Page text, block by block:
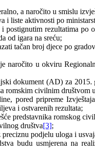
a naročito u smislu
i liste aktivnosti po
rezultatima po
od igara na sreću;
tačan broj djece po
naročito u okviru
dokument (AD) za
civilnim društvom
pored pripreme
i ostvarenih rezultata;
predstavnika romskog
društva[3];
podjelu uloga i
budu usmjerena na